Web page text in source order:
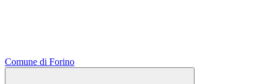
Comune di Forino